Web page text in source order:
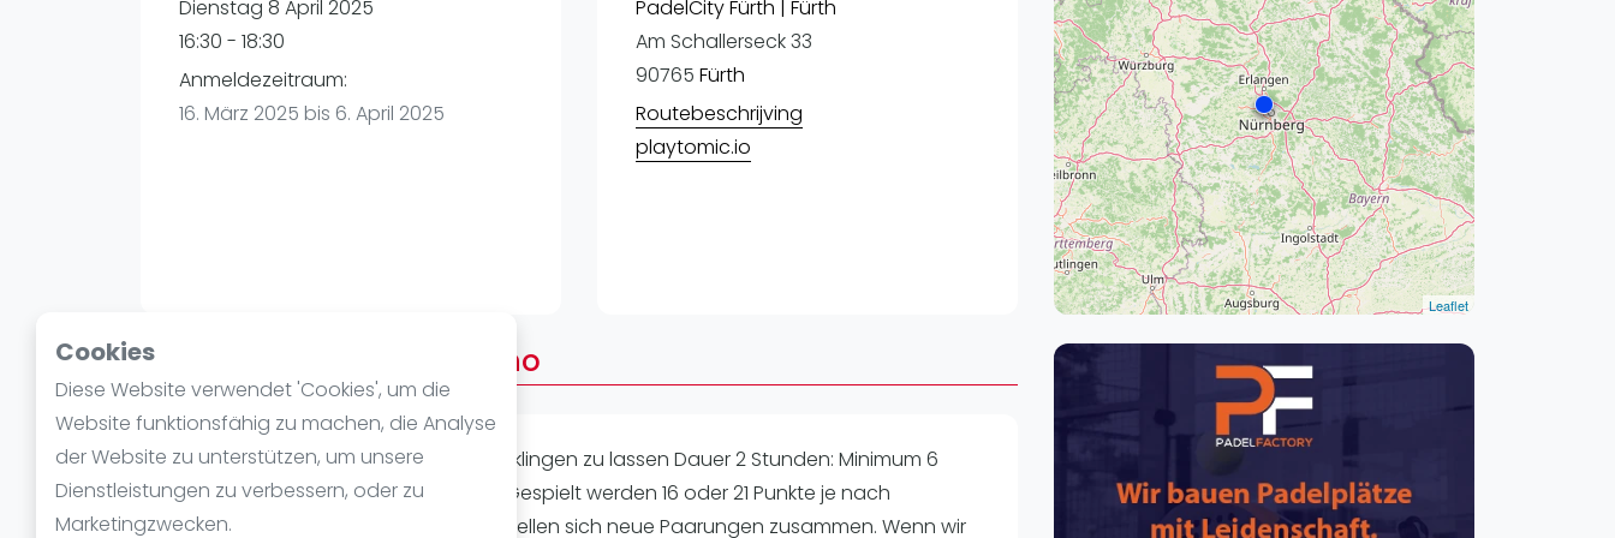
Cookies
Diese Website verwendet 'Cookies', um die
Website funktionsfähig zu machen, die Analyse
der Website zu unterstützen, um unsere
Dienstleistungen zu verbessern, oder zu
Marketingzwecken.
Verschiedenes
Leipzig
Dortmund
Essen
Dienstag 8 April 2025
16:30 - 18:30
Anmeldezeitraum:
16. März 2025 bis 6. April 2025
PadelCity Fürth | Fürth
Am Schallerseck 33
90765 Fürth
Routebeschrijving
playtomic.io
Leaflet
Über After Work Americano
Entspanntes Padel um den Tag ausklingen zu lassen Dauer 2 Stunden: Minimum 6
Teilnehmer, maximal 10 Teilnehmer. Gespielt werden 16 oder 21 Punkte je nach
Teilnehmer Zahl. Nach jedem Spiel stellen sich neue Paarungen zusammen. Wenn wir